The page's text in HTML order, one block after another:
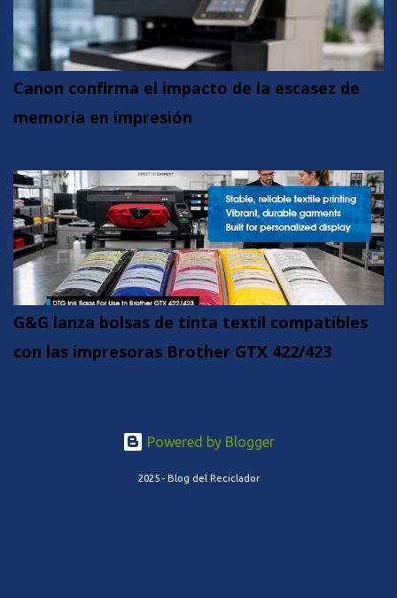
Canon confirma el impacto de la escasez de
memoria en impresión
G&G lanza bolsas de tinta textil compatibles
con las impresoras Brother GTX 422/423
Powered by Blogger
2025 - Blog del Reciclador